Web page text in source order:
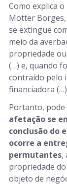
Como explica
Motter
se extingue
meio da
propriedade
(…) e, quando
contraído pelo
financiadora
Portanto,
afetação se
conclusão do
ocorre a
permutantes,
propriedade
objeto de